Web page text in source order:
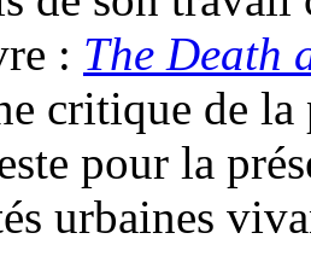
: The Death
critique de
pour la
urbaines